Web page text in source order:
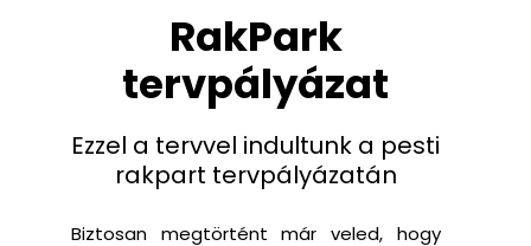
RakPark
tervpályázat
Ezzel a tervvel indultunk a pesti
rakpart tervpályázatán
Biztosan megtörtént már veled, hogy